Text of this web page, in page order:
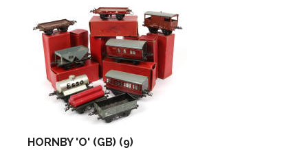
HORNBY 'O' (GB) (9)